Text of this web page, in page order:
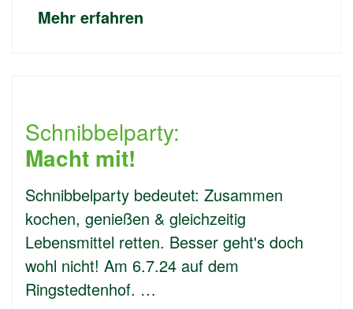
Mehr erfahren
Schnibbelparty:
Macht mit!
Schnibbelparty bedeutet: Zusammen
kochen, genießen & gleichzeitig
Lebensmittel retten. Besser geht's doch
wohl nicht! Am 6.7.24 auf dem
Ringstedtenhof. …